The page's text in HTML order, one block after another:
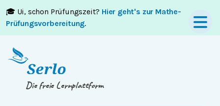
🎓 Ui, schon Prüfungszeit? Hier geht's zur Mathe-
Prüfungsvorbereitung.
Springe zumInhaltoderFooter
Die freie Lernplattform